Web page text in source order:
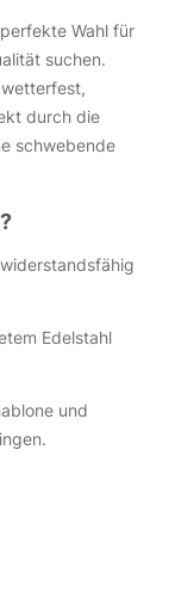
Wahl für
suchen.
durch die
schwebende
Edelstahl
und